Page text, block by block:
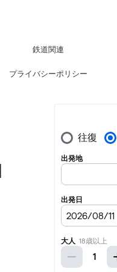
鉄道関連
プライバシーポリシー